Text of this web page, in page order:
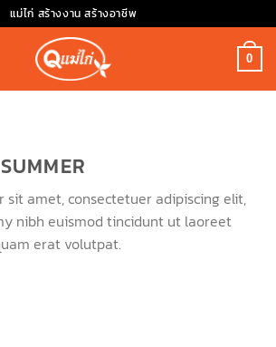
แม่ไก่ สร้างงาน สร้างอาชีพ
0
sit amet, consectetuer adipiscing elit,
nibh euismod tincidunt ut laoreet
erat volutpat.